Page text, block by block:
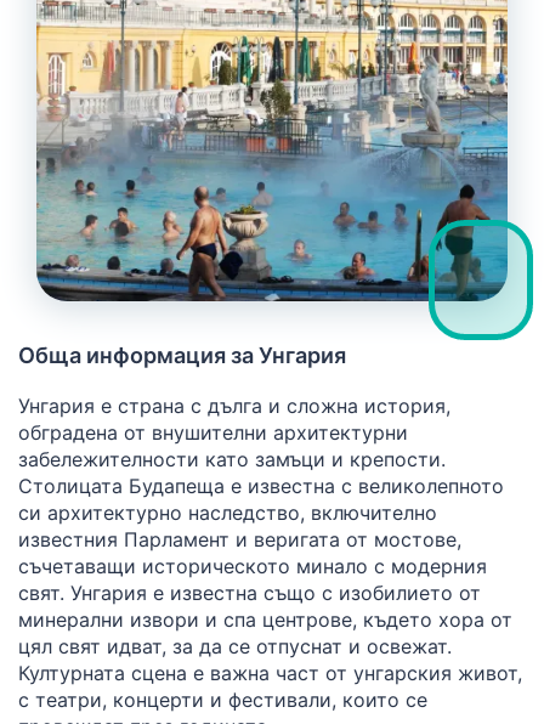
Обща информация за Унгария
Унгария е страна с дълга и сложна история,
обградена от внушителни архитектурни
забележителности като замъци и крепости.
Столицата Будапеща е известна с великолепното
си архитектурно наследство, включително
известния Парламент и веригата от мостове,
съчетаващи историческото минало с модерния
свят. Унгария е известна също с изобилието от
минерални извори и спа центрове, където хора от
цял свят идват, за да се отпуснат и освежат.
Културната сцена е важна част от унгарския живот,
с театри, концерти и фестивали, които се